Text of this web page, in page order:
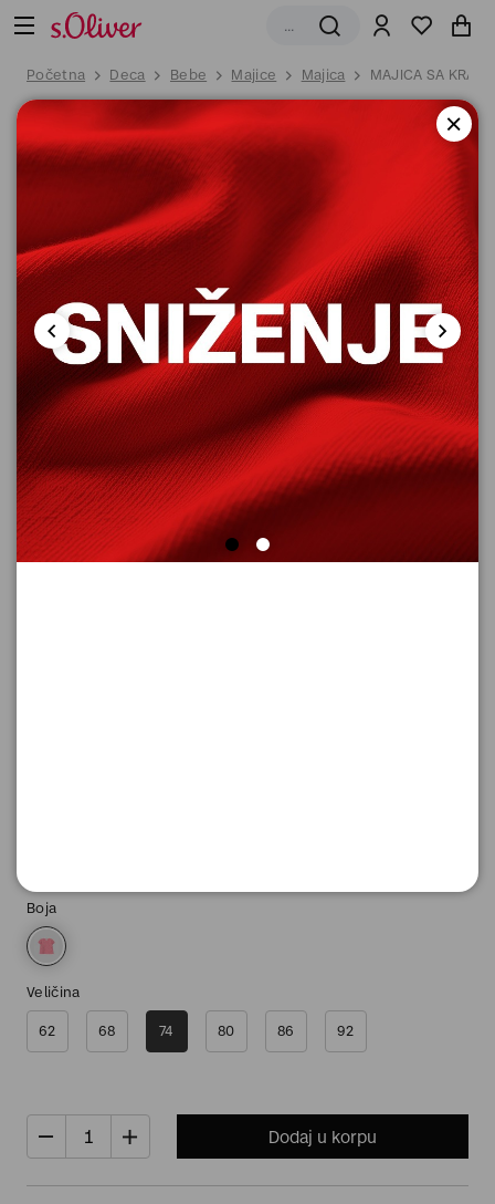
Početna Deca Bebe Majice Majica MAJICA SA
Boja
Veličina
62 68 74 80 86 92
Dodaj u korpu